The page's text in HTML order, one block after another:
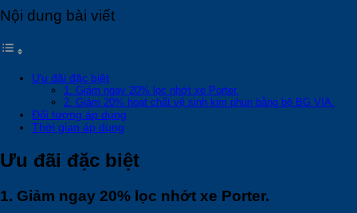
Nội dung bài viết
Ưu đãi đặc biệt
1. Giảm ngay 20% lọc nhớt xe Porter.
2. Giảm 20% hoạt chất vệ sinh kim phun bằng bộ BG VIA.
Đối tượng áp dụng
Thời gian áp dụng
Ưu đãi đặc biệt
1. Giảm ngay 20% lọc nhớt xe Porter.